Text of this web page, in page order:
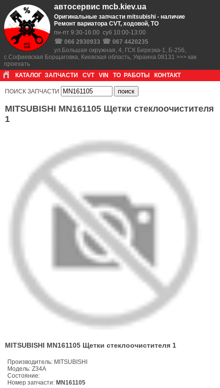
автосервис mcb.kiev.ua
Оригинальные запчасти mitsubishi - наличие
Ремонт вариатора CVT, ходовой, ТО
пн-пт 9:30-16:00 суб 10:00-13:00
☎ 066 2930933 ☎ 067 4420235
ул.Большая окружная, 4, ГСК Березка-1, Б-256,
с.Софиевская Борщаговка, Киевская область, Украина 08131 >>> как
проехать
КАТАЛОГ ЗАПЧАСТИ CVT VIN ТО РАБОТЫ КОНТАКТ
ПОИСК ЗАПЧАСТИ
MITSUBISHI MN161105 Щетки стеклоочистителя
1
MITSUBISHI MN161105 Щетки стеклоочистителя 1
Производитель: MITSUBISHI
Модель: Z34A
Состояние:
Номер запчасти: MN161105